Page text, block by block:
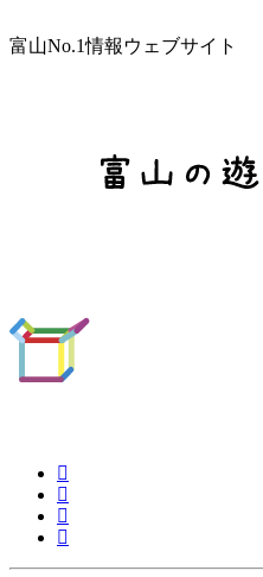
富山No.1情報ウェブサイト